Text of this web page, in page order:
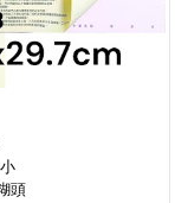
頭